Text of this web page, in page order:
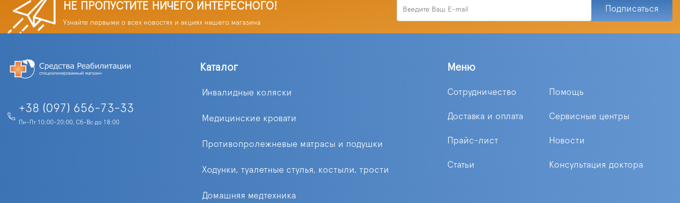
НЕ ПРОПУСТИТЕ НИЧЕГО ИНТЕРЕСНОГО!
Узнайте первыми о всех новостях и акциях нашего магазина
Подписаться
+38 (097) 656-73-33
Пн-Пт 10:00-20:00, Сб-Вс до 18:00
Каталог
Инвалидные коляски
Медицинские кровати
Противопролежневые матрасы и подушки
Ходунки, туалетные стулья, костыли, трости
Домашняя медтехника
Меню
Сотрудничество Помощь
Доставка и оплата Сервисные центры
Прайс-лист Новости
Статьи Консультация доктора